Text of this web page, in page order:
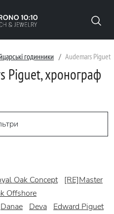
годинники Audemars Piguet
Piguet, хронограф
Oak Concept
[RE]Master
Offshore
Danae Deva
Edward Piguet